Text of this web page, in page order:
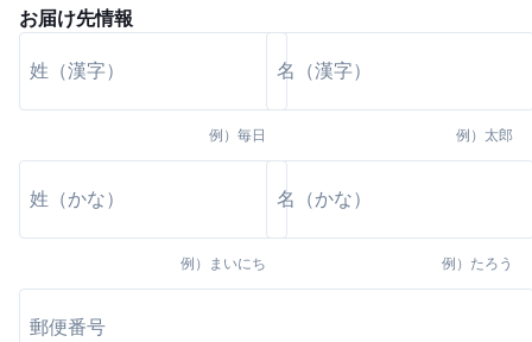
お届け先情報
例） 毎日 例） 太郎
例） まいにち 例） たろう